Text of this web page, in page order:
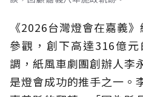
《2026台灣燈會在嘉義
參觀，創下高達316億
調，紙風車劇團創辦人李
是燈會成功的推手之一。